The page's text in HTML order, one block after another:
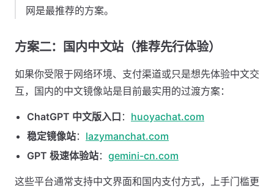
网是最推荐的方案。
方案二：国内中文站（推荐先行体验）
如果你受限于网络环境、支付渠道或只是想先体验中文交
互，国内的中文镜像站是目前最实用的过渡方案：
ChatGPT 中文版入口 ： huoyachat.com
稳定镜像站： lazymanchat.com
GPT 极速体验站： gemini-cn.com
这些平台通常支持中文界面和国内支付方式，上手门槛更